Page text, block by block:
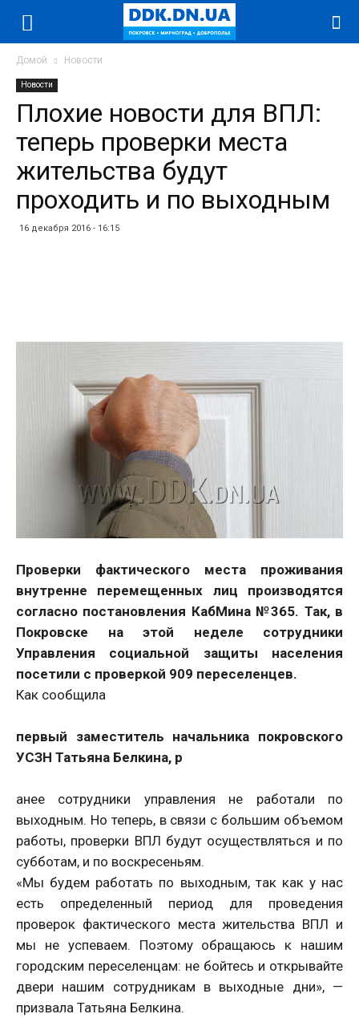
Домой Новости
Новости
Плохие новости для ВПЛ:
теперь проверки места
жительства будут
проходить и по выходным
16 декабря 2016 - 16:15
Проверки фактического места проживания
внутренне перемещенных лиц производятся
согласно постановления КабМина №365. Так, в
Покровске на этой неделе сотрудники
Управления социальной защиты населения
посетили с проверкой 909 переселенцев.
Как сообщила
первый заместитель начальника покровского
УСЗН Татьяна Белкина, р
анее сотрудники управления не работали по
выходным. Но теперь, в связи с большим объемом
работы, проверки ВПЛ будут осуществляться и по
субботам, и по воскресеньям.
«Мы будем работать по выходным, так как у нас
есть определенный период для проведения
проверок фактического места жительства ВПЛ и
мы не успеваем. Поэтому обращаюсь к нашим
городским переселенцам: не бойтесь и открывайте
двери нашим сотрудникам в выходные дни», —
призвала Татьяна Белкина.